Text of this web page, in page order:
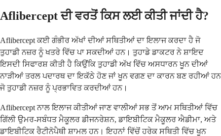
Aflibercept ਦੀ ਵਰਤੋਂ ਕਿਸ ਲਈ ਕੀਤੀ ਜਾਂਦੀ ਹੈ?
Aflibercept ਕਈ ਗੰਭੀਰ ਅੱਖਾਂ ਦੀਆਂ ਸਥਿਤੀਆਂ ਦਾ ਇਲਾਜ ਕਰਦਾ ਹੈ ਜੋ
ਤੁਹਾਡੀ ਨਜ਼ਰ ਨੂੰ ਖਤਰੇ ਵਿੱਚ ਪਾ ਸਕਦੀਆਂ ਹਨ। ਤੁਹਾਡੇ ਡਾਕਟਰ ਨੇ ਸ਼ਾਇਦ
ਇਸਦੀ ਸਿਫਾਰਸ਼ ਕੀਤੀ ਹੈ ਕਿਉਂਕਿ ਤੁਹਾਡੀ ਅੱਖ ਵਿੱਚ ਅਸਧਾਰਨ ਖੂਨ ਦੀਆਂ
ਨਾੜੀਆਂ ਤਰਲ ਪਦਾਰਥ ਦਾ ਇਕੱਠੇ ਹੋਣ ਜਾਂ ਖੂਨ ਵਗਣ ਦਾ ਕਾਰਨ ਬਣ ਰਹੀਆਂ ਹਨ
ਜੋ ਤੁਹਾਡੀ ਨਜ਼ਰ ਨੂੰ ਪ੍ਰਭਾਵਿਤ ਕਰਦੀਆਂ ਹਨ।
Aflibercept ਨਾਲ ਇਲਾਜ ਕੀਤੀਆਂ ਜਾਣ ਵਾਲੀਆਂ ਸਭ ਤੋਂ ਆਮ ਸਥਿਤੀਆਂ ਵਿੱਚ
ਗਿੱਲੀ ਉਮਰ-ਸਬੰਧਤ ਮੈਕੂਲਰ ਡੀਜਨਰੇਸ਼ਨ, ਡਾਇਬੀਟਿਕ ਮੈਕੂਲਰ ਐਡੀਮਾ, ਅਤੇ
ਡਾਇਬੀਟਿਕ ਰੈਟੀਨੋਪੈਥੀ ਸ਼ਾਮਲ ਹਨ। ਇਹਨਾਂ ਵਿੱਚੋਂ ਹਰੇਕ ਸਥਿਤੀ ਵਿੱਚ ਖੂਨ